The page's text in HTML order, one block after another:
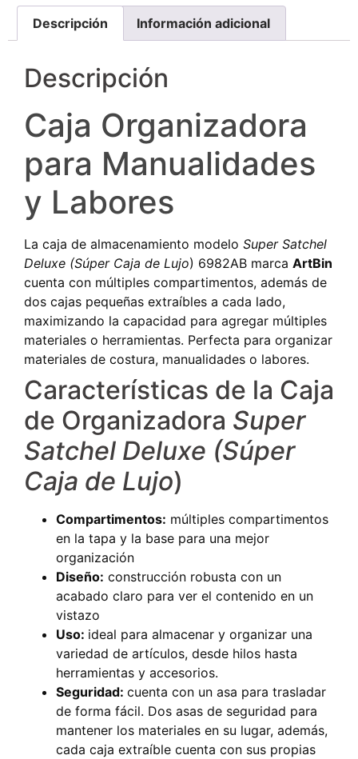
Descripción Información adicional
Descripción
Caja Organizadora
para Manualidades
y Labores
La caja de almacenamiento modelo Super Satchel
Deluxe (Súper Caja de Lujo) 6982AB marca ArtBin
cuenta con múltiples compartimentos, además de
dos cajas pequeñas extraíbles a cada lado,
maximizando la capacidad para agregar múltiples
materiales o herramientas. Perfecta para organizar
materiales de costura, manualidades o labores.
Características de la Caja
de Organizadora Super
Satchel Deluxe (Súper
Caja de Lujo)
Compartimentos: múltiples compartimentos
en la tapa y la base para una mejor
organización
Diseño: construcción robusta con un
acabado claro para ver el contenido en un
vistazo
Uso: ideal para almacenar y organizar una
variedad de artículos, desde hilos hasta
herramientas y accesorios.
Seguridad: cuenta con un asa para trasladar
de forma fácil. Dos asas de seguridad para
mantener los materiales en su lugar, además,
cada caja extraíble cuenta con sus propias